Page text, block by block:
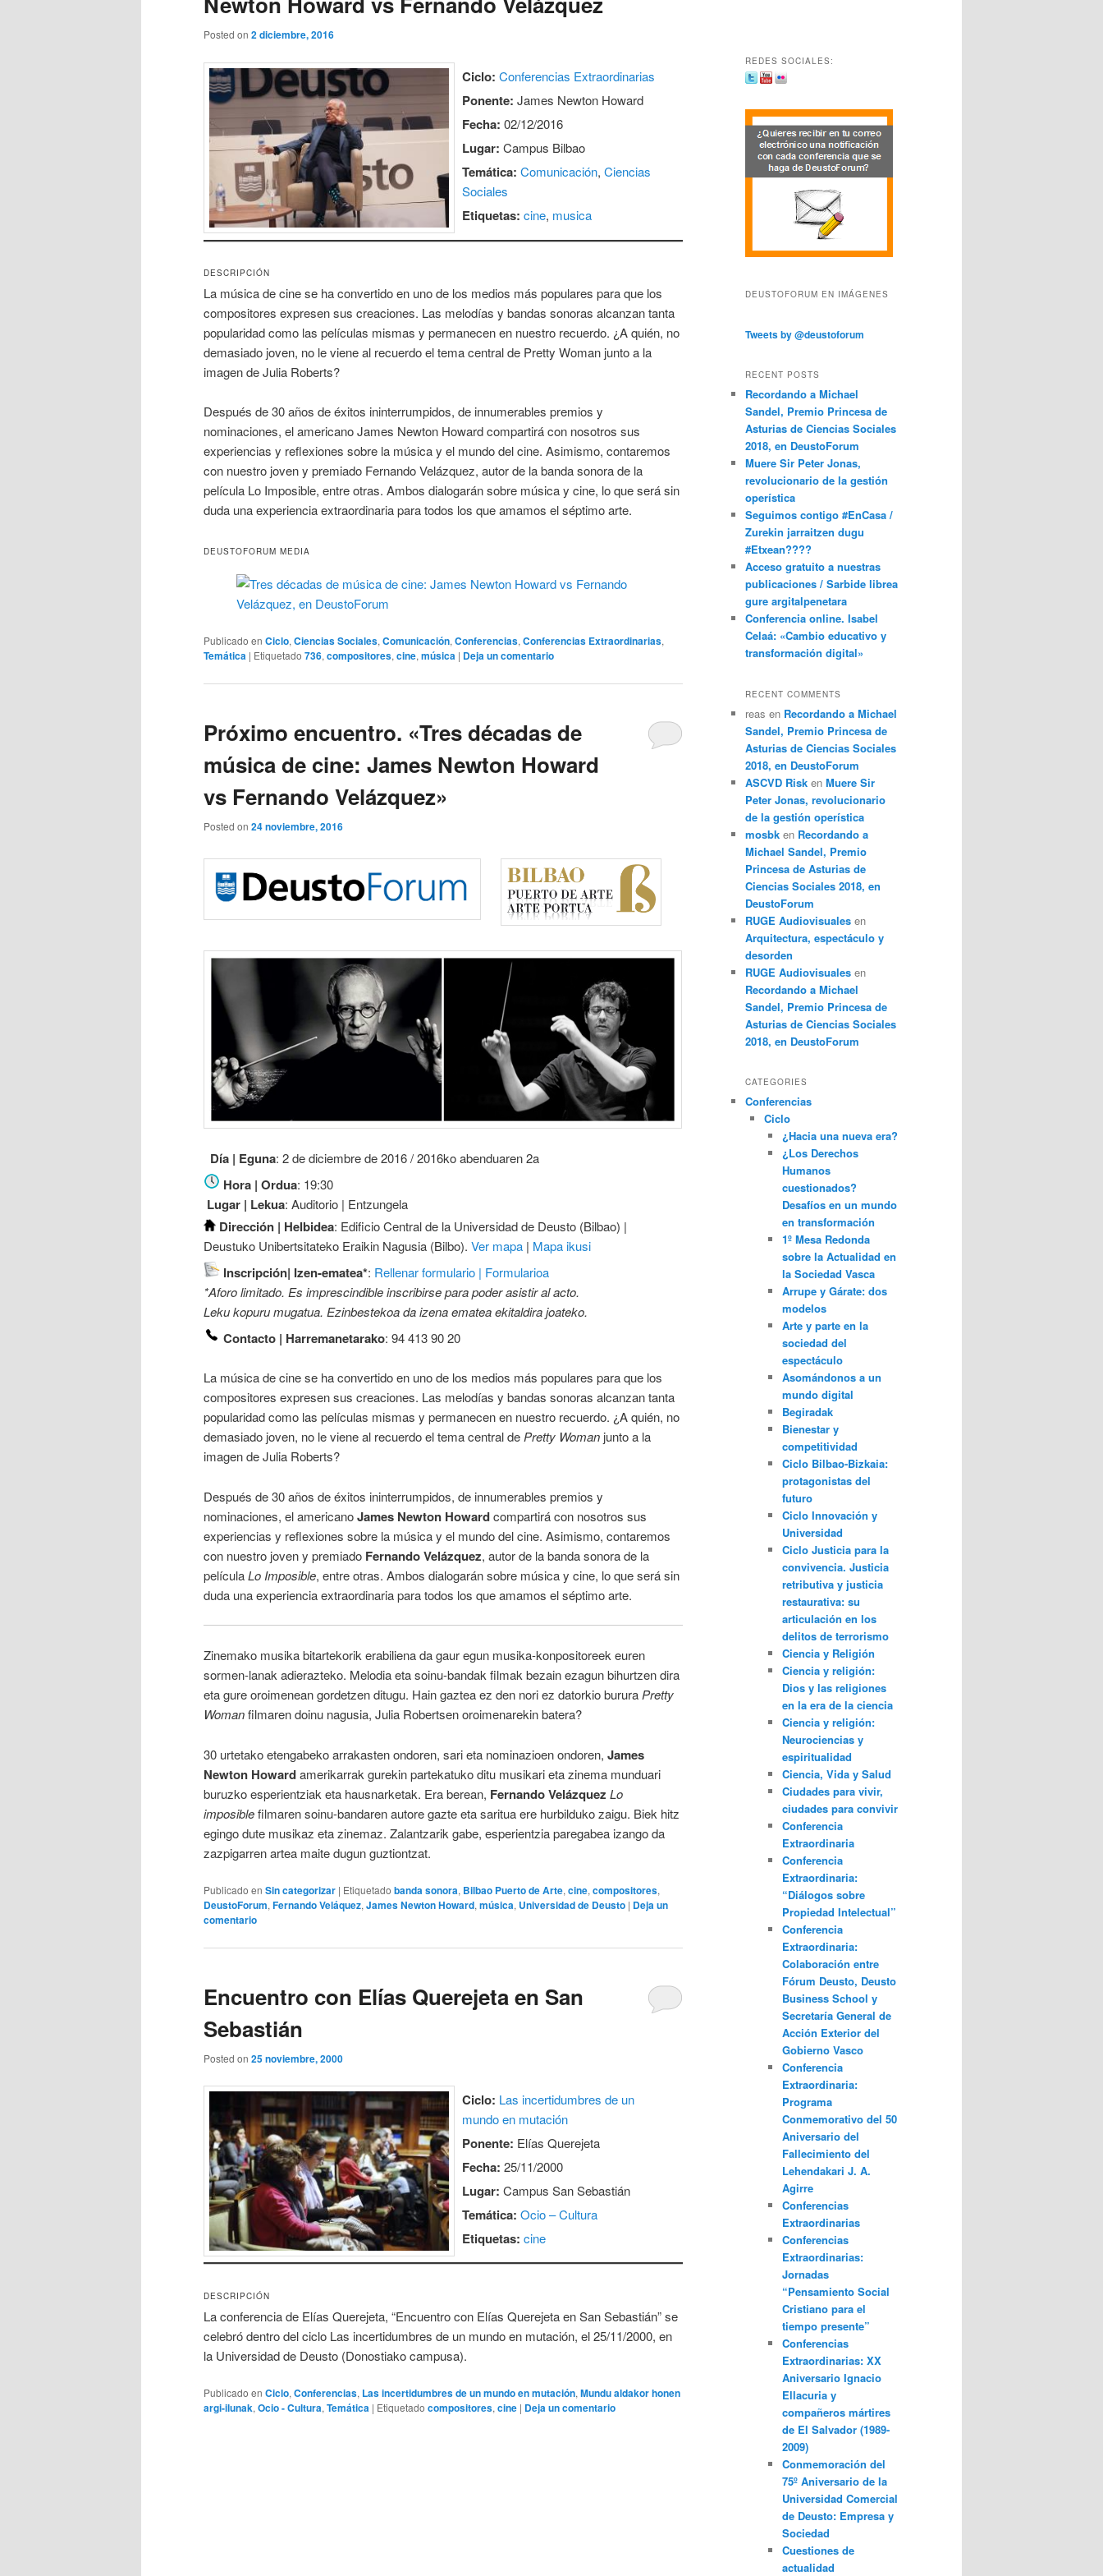
Posted on 2 diciembre, 2016
Ciclo: Conferencias Extraordinarias
Ponente: James Newton Howard
Fecha: 02/12/2016
Lugar: Campus Bilbao
Temática: Comunicación,Ciencias
Sociales
Etiquetas: cine, musica
DESCRIPCIÓN
La música de cine se ha convertido en uno de los medios más populares para que los
compositores expresen sus creaciones. Las melodías y bandas sonoras alcanzan tanta
popularidad como las películas mismas y permanecen en nuestro recuerdo. ¿A quién, no
demasiado joven, no le viene al recuerdo el tema central de Pretty Woman junto a la
imagen de Julia Roberts?
Después de 30 años de éxitos ininterrumpidos, de innumerables premios y
nominaciones, el americano James Newton Howard compartirá con nosotros sus
experiencias y reflexiones sobre la música y el mundo del cine. Asimismo, contaremos
con nuestro joven y premiado Fernando Velázquez, autor de la banda sonora de la
película Lo Imposible, entre otras. Ambos dialogarán sobre música y cine, lo que será sin
duda una experiencia extraordinaria para todos los que amamos el séptimo arte.
DEUSTOFORUM MEDIA
Publicado en Ciclo, Ciencias Sociales, Comunicación, Conferencias, Conferencias Extraordinarias,
Temática | Etiquetado 736, compositores, cine, música | Deja un comentario
Próximo encuentro. «Tres décadas de
música de cine: James Newton Howard
vs Fernando Velázquez»
Posted on 24 noviembre, 2016
Día | Eguna: 2 de diciembre de 2016 / 2016ko abenduaren 2a
Hora | Ordua: 19:30
Lugar | Lekua: Auditorio | Entzungela
Dirección | Helbidea: Edificio Central de la Universidad de Deusto (Bilbao) |
Deustuko Unibertsitateko Eraikin Nagusia (Bilbo). Ver mapa | Mapa ikusi
Inscripción| Izen-ematea*: Rellenar formulario | Formularioa
*Aforo limitado. Es imprescindible inscribirse para poder asistir al acto.
Leku kopuru mugatua. Ezinbestekoa da izena ematea ekitaldira joateko.
Contacto | Harremanetarako: 94 413 90 20
La música de cine se ha convertido en uno de los medios más populares para que los
compositores expresen sus creaciones. Las melodías y bandas sonoras alcanzan tanta
popularidad como las películas mismas y permanecen en nuestro recuerdo. ¿A quién, no
demasiado joven, no le viene al recuerdo el tema central dePretty Woman junto a la
imagen de Julia Roberts?
Después de 30 años de éxitos ininterrumpidos, de innumerables premios y
nominaciones, el americanoJames Newton Howardcompartirá con nosotros sus
experiencias y reflexiones sobre la música y el mundo del cine. Asimismo, contaremos
con nuestro joven y premiado Fernando Velázquez, autor de la banda sonora de la
películaLo Imposible, entre otras. Ambos dialogarán sobre música y cine, lo que será sin
duda una experiencia extraordinaria para todos los que amamos el séptimo arte.
Zinemako musika bitartekorik erabiliena da gaur egun musika-konpositoreek euren
sormen-lanak adierazteko. Melodia eta soinu-bandak filmak bezain ezagun bihurtzen dira
eta gure oroimenean gordetzen ditugu. Hain gaztea ez den nori ez datorkio bururaPretty
Womanfilmaren doinu nagusia, Julia Robertsen oroimenarekin batera?
30 urtetako etengabeko arrakasten ondoren, sari eta nominazioen ondoren, James
Newton Howardamerikarrak gurekin partekatuko ditu musikari eta zinema munduari
buruzko esperientziak eta hausnarketak. Era berean, Fernando Velázquez Lo
imposiblefilmaren soinu-bandaren autore gazte eta saritua ere hurbilduko zaigu. Biek hitz
egingo dute musikaz eta zinemaz. Zalantzarik gabe, esperientzia paregabea izango da
zazpigarren artea maite dugun guztiontzat.
Publicado en Sin categorizar | Etiquetado banda sonora, Bilbao Puerto de Arte, cine, compositores,
DeustoForum, Fernando Veláquez, James Newton Howard, música, Universidad de Deusto | Deja un
comentario
Encuentro con Elías Querejeta en San
Sebastián
Posted on 25 noviembre, 2000
Ciclo: Las incertidumbres de un
mundo en mutación
Ponente: Elías Querejeta
Fecha: 25/11/2000
Lugar: Campus San Sebastián
Temática: Ocio – Cultura
Etiquetas: cine
DESCRIPCIÓN
La conferencia de Elías Querejeta, “Encuentro con Elías Querejeta en San Sebastián” se
celebró dentro del ciclo Las incertidumbres de un mundo en mutación, el 25/11/2000, en
la Universidad de Deusto (Donostiako campusa).
Publicado en Ciclo, Conferencias, Las incertidumbres de un mundo en mutación, Mundu aldakor honen
argi-ilunak, Ocio - Cultura, Temática | Etiquetado compositores, cine | Deja un comentario
REDES SOCIALES:
DEUSTOFORUM EN IMÁGENES
Tweets by @deustoforum
RECENT POSTS
Recordando a Michael
Sandel, Premio Princesa de
Asturias de Ciencias Sociales
2018, en DeustoForum
Muere Sir Peter Jonas,
revolucionario de la gestión
operística
Seguimos contigo #EnCasa /
Zurekin jarraitzen dugu
#Etxean????
Acceso gratuito a nuestras
publicaciones / Sarbide librea
gure argitalpenetara
Conferencia online. Isabel
Celaá: «Cambio educativo y
transformación digital»
RECENT COMMENTS
reas en Recordando a Michael
Sandel, Premio Princesa de
Asturias de Ciencias Sociales
2018, en DeustoForum
ASCVD Risk en Muere Sir
Peter Jonas, revolucionario
de la gestión operística
mosbk en Recordando a
Michael Sandel, Premio
Princesa de Asturias de
Ciencias Sociales 2018, en
DeustoForum
RUGE Audiovisuales en
Arquitectura, espectáculo y
desorden
RUGE Audiovisuales en
Recordando a Michael
Sandel, Premio Princesa de
Asturias de Ciencias Sociales
2018, en DeustoForum
CATEGORIES
Conferencias
Ciclo
¿Hacia una nueva era?
¿Los Derechos
Humanos
cuestionados?
Desafíos en un mundo
en transformación
1º Mesa Redonda
sobre la Actualidad en
la Sociedad Vasca
Arrupe y Gárate: dos
modelos
Arte y parte en la
sociedad del
espectáculo
Asomándonos a un
mundo digital
Begiradak
Bienestar y
competitividad
Ciclo Bilbao-Bizkaia:
protagonistas del
futuro
Ciclo Innovación y
Universidad
Ciclo Justicia para la
convivencia. Justicia
retributiva y justicia
restaurativa: su
articulación en los
delitos de terrorismo
Ciencia y Religión
Ciencia y religión:
Dios y las religiones
en la era de la ciencia
Ciencia y religión:
Neurociencias y
espiritualidad
Ciencia, Vida y Salud
Ciudades para vivir,
ciudades para convivir
Conferencia
Extraordinaria
Conferencia
Extraordinaria:
“Diálogos sobre
Propiedad Intelectual”
Conferencia
Extraordinaria:
Colaboración entre
Fórum Deusto, Deusto
Business School y
Secretaría General de
Acción Exterior del
Gobierno Vasco
Conferencia
Extraordinaria:
Programa
Conmemorativo del 50
Aniversario del
Fallecimiento del
Lehendakari J. A.
Agirre
Conferencias
Extraordinarias
Conferencias
Extraordinarias:
Jornadas
“Pensamiento Social
Cristiano para el
tiempo presente”
Conferencias
Extraordinarias: XX
Aniversario Ignacio
Ellacuria y
compañeros mártires
de El Salvador (1989-
2009)
Conmemoración del
75º Aniversario de la
Universidad Comercial
de Deusto: Empresa y
Sociedad
Cuestiones de
actualidad